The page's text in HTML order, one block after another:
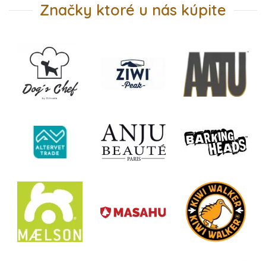
Značky ktoré u nás kúpite